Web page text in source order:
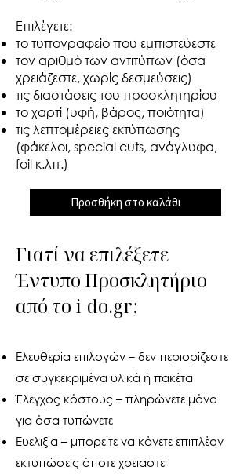
Επιλέγετε:
το τυπογραφείο που εμπιστεύεστε
τον αριθμό των αντιτύπων (όσα
χρειάζεστε, χωρίς δεσμεύσεις)
τις διαστάσεις του προσκλητηρίου
το χαρτί (υφή, βάρος, ποιότητα)
τις λεπτομέρειες εκτύπωσης
(φάκελοι, special cuts, ανάγλυφα,
foil κ.λπ.)
Προσθήκη στο καλάθι
Γιατί να επιλέξετε
Έντυπο Προσκλητήριο
από το i-do.gr;
Ελευθερία επιλογών – δεν περιορίζεστε
σε συγκεκριμένα υλικά ή πακέτα
Έλεγχος κόστους – πληρώνετε μόνο
για όσα τυπώνετε
Ευελιξία – μπορείτε να κάνετε επιπλέον
εκτυπώσεις όποτε χρειαστεί